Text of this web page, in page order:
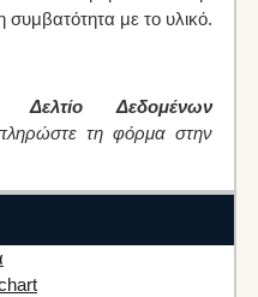
με το υλικό.
Δελτίο Δεδομένων
τη φόρμα στην